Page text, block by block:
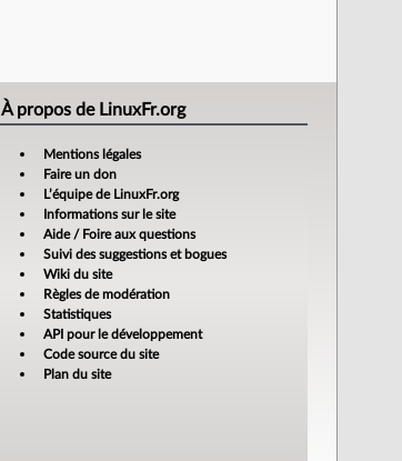
À propos de LinuxFr.org
Mentions légales
Faire un don
L’équipe de LinuxFr.org
Informations sur le site
Aide / Foire aux questions
Suivi des suggestions et bogues
Wiki du site
Règles de modération
Statistiques
API pour le développement
Code source du site
Plan du site